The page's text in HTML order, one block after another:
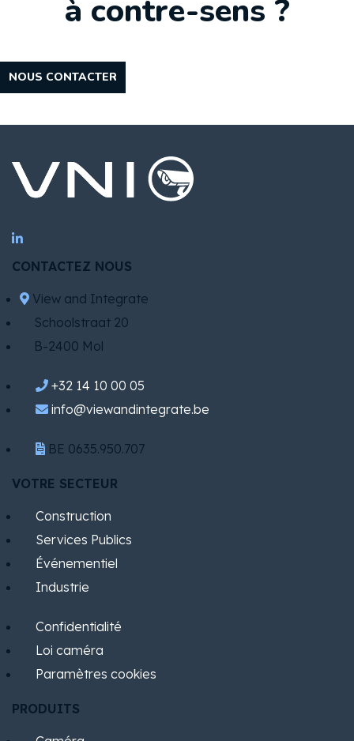
à contre-sens ?
NOUS CONTACTER
CONTACTEZ NOUS
View and Integrate
Schoolstraat 20
B-2400 Mol
+32 14 10 00 05
info@viewandintegrate.be
BE 0635.950.707
VOTRE SECTEUR
Construction
Services Publics
​Événementiel
Industrie
Confidentialité
Loi caméra
Paramètres cookies
PRODUITS